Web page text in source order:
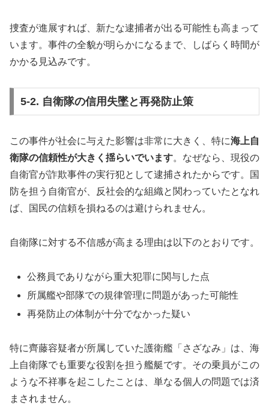
捜査が進展すれば、新たな逮捕者が出る可能性も高まって
います。事件の全貌が明らかになるまで、しばらく時間が
かかる見込みです。
5-2. 自衛隊の信用失墜と再発防止策
この事件が社会に与えた影響は非常に大きく、特に海上自
衛隊の信頼性が大きく揺らいでいます。なぜなら、現役の
自衛官が詐欺事件の実行犯として逮捕されたからです。国
防を担う自衛官が、反社会的な組織と関わっていたとなれ
ば、国民の信頼を損ねるのは避けられません。
自衛隊に対する不信感が高まる理由は以下のとおりです。
公務員でありながら重大犯罪に関与した点
所属艦や部隊での規律管理に問題があった可能性
再発防止の体制が十分でなかった疑い
特に齊藤容疑者が所属していた護衛艦「さざなみ」は、海
上自衛隊でも重要な役割を担う艦艇です。その乗員がこの
ような不祥事を起こしたことは、単なる個人の問題では済
まされません。